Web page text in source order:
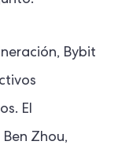
Bybit
El
Zhou,